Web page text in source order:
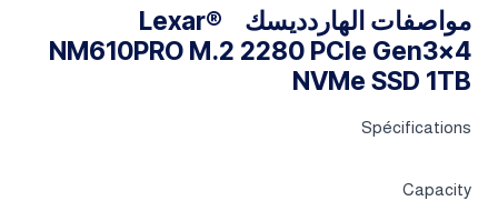
مواصفات الهاردديسك Lexar®
NM610PRO M.2 2280 PCIe Gen3x4
NVMe SSD 1TB
Spécifications
Capacity